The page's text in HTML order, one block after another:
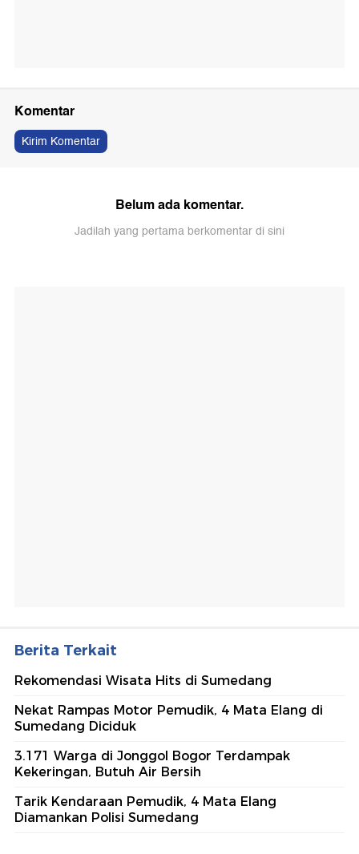
Komentar
Kirim Komentar
Belum ada komentar.
Jadilah yang pertama berkomentar di sini
Berita Terkait
Rekomendasi Wisata Hits di Sumedang
Nekat Rampas Motor Pemudik, 4 Mata Elang di
Sumedang Diciduk
3.171 Warga di Jonggol Bogor Terdampak
Kekeringan, Butuh Air Bersih
Tarik Kendaraan Pemudik, 4 Mata Elang
Diamankan Polisi Sumedang